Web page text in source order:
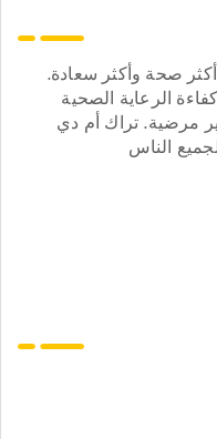
صحة وأكثر سعادة.
الرعاية الصحية
مرضية. تراك أم دي
الناس